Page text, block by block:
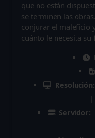
que no están
se terminen las
conjurar el maleficio
cuánto le necesita su
Resolución:
Servidor: